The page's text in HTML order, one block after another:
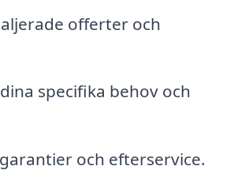
offerter och
specifika behov och
och efterservice.